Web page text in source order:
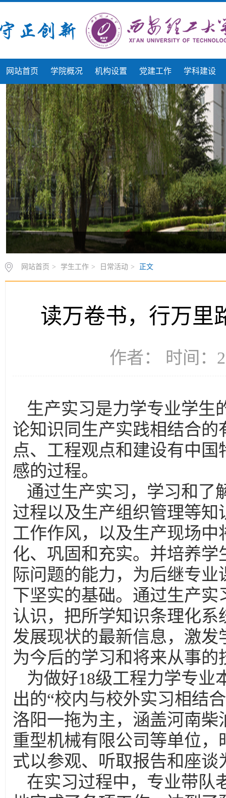
网站首页 学院概况 机构设置 党建工作 学科建设
网站首页 > 学生工作 > 日常活动 > 正文
读万卷书，行万
作者： 时间：
生产实习是力学专业学生
论知识同生产实践相结合
点、工程观点和建设有中
感的过程。
通过生产实习，学习和了
过程以及生产组织管理等
工作作风，以及生产现场
化、巩固和充实。并培养
际问题的能力，为后继专
下坚实的基础。通过生产
认识，把所学知识条理化
发展现状的最新信息，激
为今后的学习和将来从事
为做好18级工程力学专业
出的“校内与校外实习相结
洛阳一拖为主，涵盖河南
重型机械有限公司等单位
式以参观、听取报告和座谈
在实习过程中，专业带队